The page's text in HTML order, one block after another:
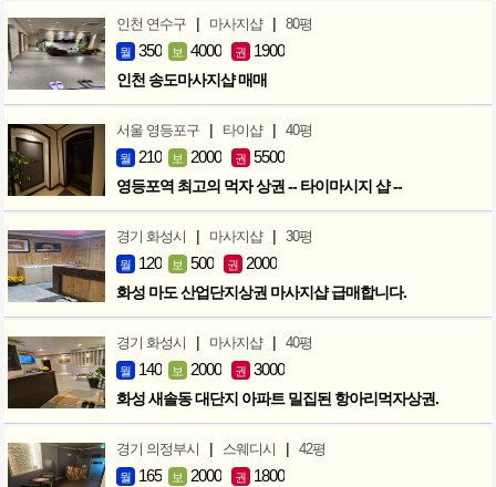
인천 연수구 | 마사지샵 | 80평
월 350 보 4000 권 1900
인천 송도마사지샵 매매
서울 영등포구 | 타이샵 | 40평
월 210 보 2000 권 5500
영등포역 최고의 먹자 상권 -- 타이마시지 샵 --
경기 화성시 | 마사지샵 | 30평
월 120 보 500 권 2000
화성 마도 산업단지상권 마사지샵 급매합니다.
경기 화성시 | 마사지샵 | 40평
월 140 보 2000 권 3000
화성 새솔동 대단지 아파트 밀집된 항아리먹자상권.
경기 의정부시 | 스웨디시 | 42평
월 165 보 2000 권 1800